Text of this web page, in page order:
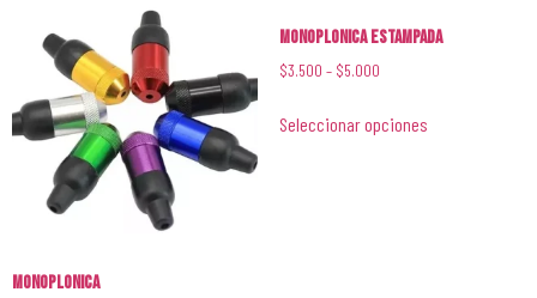
Monoplonica
Monoplonica Estampada
$3.500 – $5.000
Seleccionar opciones